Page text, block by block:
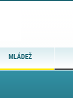
MLÁDEŽ